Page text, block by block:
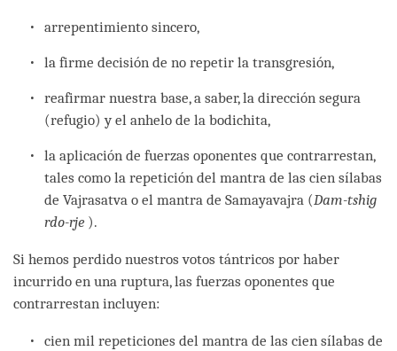
arrepentimiento sincero,
la firme decisión de no repetir la transgresión,
reafirmar nuestra base, a saber, la dirección segura
(refugio) y el anhelo de la bodichita,
la aplicación de fuerzas oponentes que contrarrestan,
tales como la repetición del mantra de las cien sílabas
de Vajrasatva o el mantra de Samayavajra (Dam-tshig
rdo-rje ).
Si hemos perdido nuestros votos tántricos por haber
incurrido en una ruptura, las fuerzas oponentes que
contrarrestan incluyen:
cien mil repeticiones del mantra de las cien sílabas de